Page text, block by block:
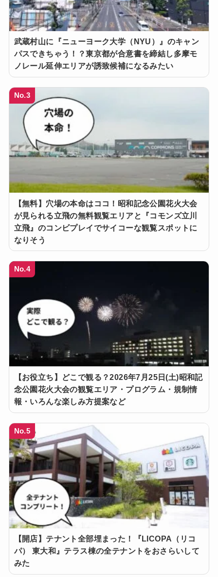
武蔵村山に『ニューヨーク大学（NYU）』のキャン
パスできちゃう！？東京都が合意書を締結し多摩モ
ノレール延伸エリアが誘致候補になるみたい
No.3
【無料】穴場の本命はココ！昭和記念公園花火大会
が見られる立飛の無料観覧エリアと『コモンズ立川
立飛』のコンビプレイでサイコーな観覧スポットに
なりそう
No.4
【お役立ち】どこで観る？2026年7月25日(土)昭和記
念公園花火大会の観覧エリア・プログラム・規制情
報・いろんな楽しみ方提案など
No.5
【開店】テナント全部埋まった！『LICOPA（リコ
パ） 東大和』テラス棟の全テナントをおさらいして
みた